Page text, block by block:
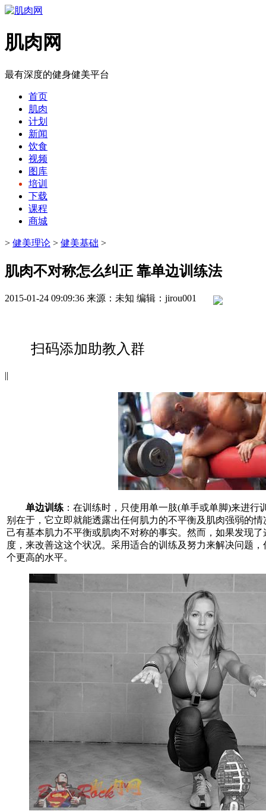
肌肉网
最有深度的健身健美平台
首页
肌肉
计划
新闻
饮食
视频
图库
培训
下载
课程
商城
> 健美理论 > 健美基础 >
肌肉不对称怎么纠正 靠单边训练法
2015-01-24 09:09:36 来源：未知 编辑：jirou001
扫码添加助教入群
||
单边训练 ：在训练时，只使用单一肢(单手或单脚)来进
别在于，它立即就能透露出任何肌力的不平衡及肌肉强弱的
己有基本肌力不平衡或肌肉不对称的事实。然而，如果发现
度，来改善这这个状况。采用适合的训练及努力来解决问题
个更高的水平。